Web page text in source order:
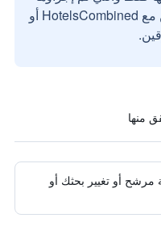
بواسطة مستخدمين حقيقيين مع HotelsCombined أو
مرشح أو تغيير بحثك أو